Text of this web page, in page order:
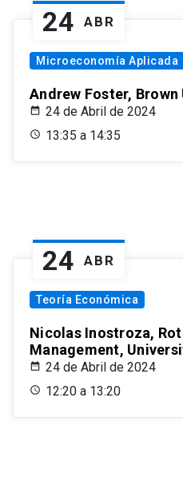
24 ABR
Microeconomía Aplicada
Andrew Foster,
24 de Abril de 2024
13:35 a 14:35
24 ABR
Teoría Económica
Nicolas Inostroza,
Management,
24 de Abril de 2024
12:20 a 13:20